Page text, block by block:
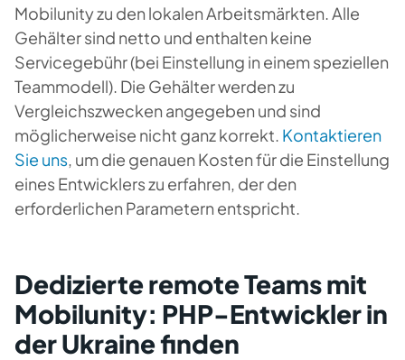
Mobilunity zu den lokalen Arbeitsmärkten. Alle
Gehälter sind netto und enthalten keine
Servicegebühr (bei Einstellung in einem speziellen
Teammodell). Die Gehälter werden zu
Vergleichszwecken angegeben und sind
möglicherweise nicht ganz korrekt. Kontaktieren
Sie uns, um die genauen Kosten für die Einstellung
eines Entwicklers zu erfahren, der den
erforderlichen Parametern entspricht.
Dedizierte remote Teams mit
Mobilunity: PHP-Entwickler in
der Ukraine finden